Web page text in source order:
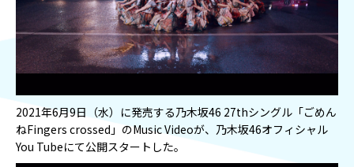
2021年6月9日（水）に発売する乃木坂46 27thシングル「ごめん
ねFingers crossed 」のMusic Videoが、乃木坂46オフィシャル
You Tubeにて公開スタートした。